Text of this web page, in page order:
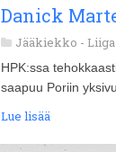
Danick
Jääkiekko - Liiga
HPK:ssa
saapuu Poriin
Lue lisää